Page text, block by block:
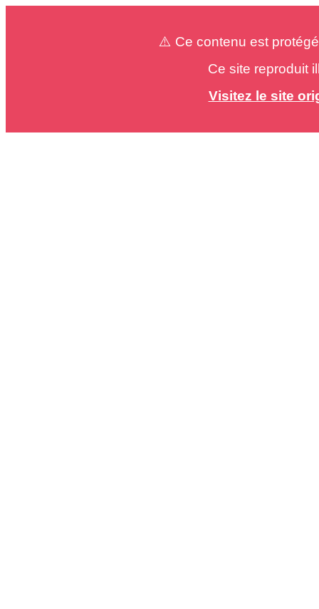
⚠️ Ce contenu est
Ce site reproduit
Visitez le site